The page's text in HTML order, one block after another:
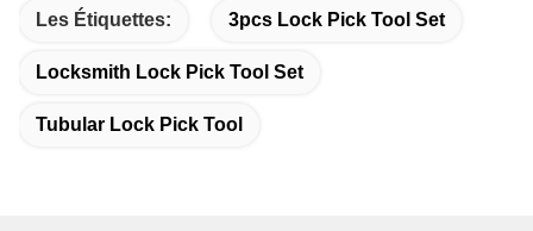
Les Étiquettes: 3pcs Lock Pick Tool Set
Locksmith Lock Pick Tool Set
Tubular Lock Pick Tool